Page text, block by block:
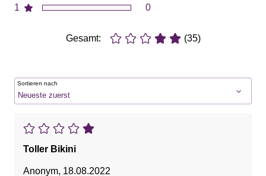
1
0
Gesamt: (35)
Sortieren nach
Toller Bikini
Anonym, 18.08.2022